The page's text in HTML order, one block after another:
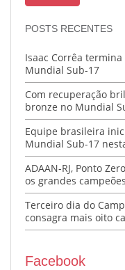
POSTS RECENTES
Isaac Corrêa
Mundial Sub-17
Com recuperação
bronze no Mundial
Equipe brasileira
Mundial Sub-17
ADAAN-RJ, Ponto
os grandes
Terceiro dia do
consagra mais oito
Facebook